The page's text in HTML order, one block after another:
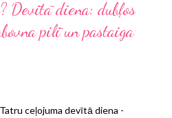
Devītā diena: dubļos
pilī un pastaiga
ceļojuma devītā diena -